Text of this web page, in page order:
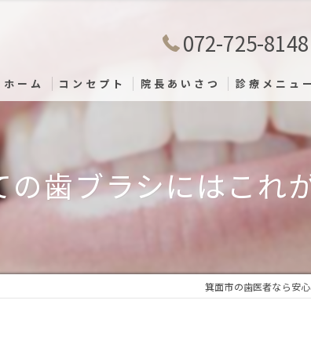
072-725-8148
ホーム コンセプト 院長あいさつ 診療メニュー
の歯ブラシにはこれ
箕面市の歯医者なら安